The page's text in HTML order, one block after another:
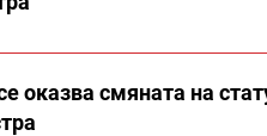
оказва смяната на